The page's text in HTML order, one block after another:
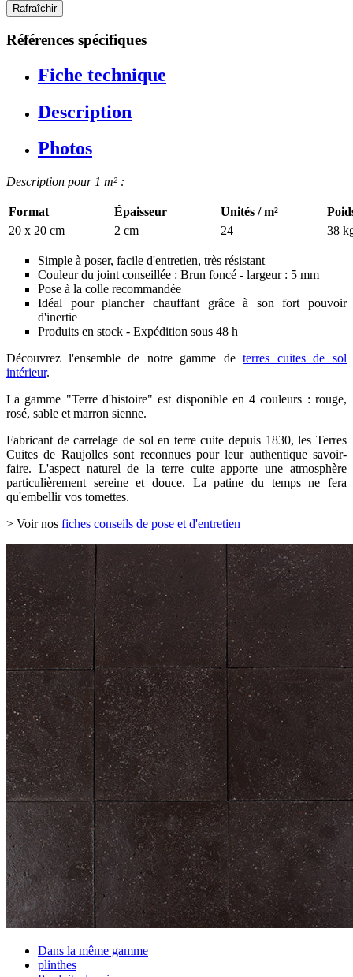
Références spécifiques
Fiche technique
Description
Photos
Description pour 1 m² :
Format Épaisseur Unités / m²
20 x 20 cm
2 cm 24 38
Simple à poser, facile d'entretien, très résistant
Couleur du joint conseillée : Brun foncé - largeur : 5 mm
Pose à la colle recommandée
Idéal pour plancher chauffant grâce à son fort pouvoir
d'inertie
Produits en stock - Expédition sous 48 h
Découvrez l'ensemble de notre gamme deterres cuites de sol
intérieur.
La gamme "Terre d'histoire" est disponible en 4 couleurs : rouge,
rosé, sable et marron sienne.
Fabricant de carrelage de sol en terre cuite depuis 1830, les Terres
Cuites de Raujolles sont reconnues pour leur authentique savoir-
faire. L'aspect naturel de la terre cuite apporte une atmosphère
particulièrement sereine et douce. La patine du temps ne fera
qu'embellir vos tomettes.
> Voir nos fiches conseils de pose et d'entretien
Dans la même gamme
plinthes